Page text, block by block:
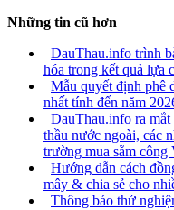
Những tin cũ hơn
DauThau.info trình
hóa trong kết quả lựa
Mẫu quyết định phê
nhất tính đến năm
DauThau.info ra
thầu nước ngoài, các
trường mua sắm công
Hướng dẫn cách
mây & chia sẻ cho
Thông báo thử